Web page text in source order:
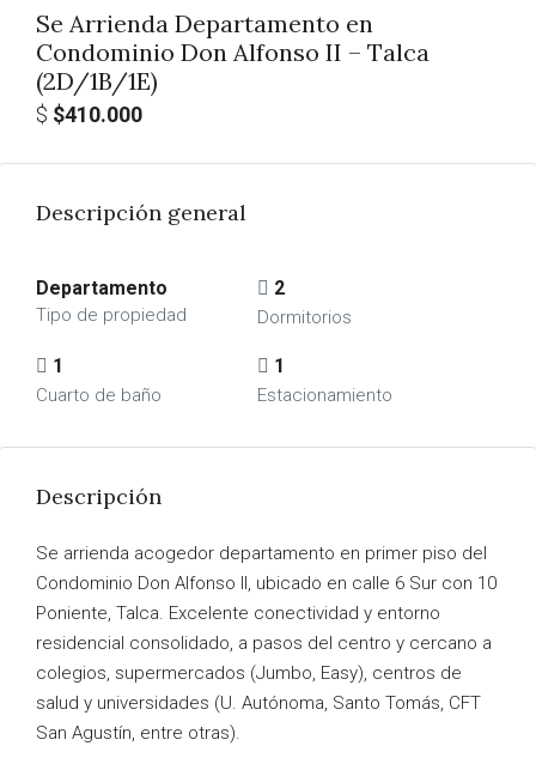
Se Arrienda Departamento en
Condominio Don Alfonso II – Talca
(2D/1B/1E)
$ $410.000
Descripción general
Departamento
Tipo de propiedad
2
Dormitorios
1
Cuarto de baño
1
Estacionamiento
Descripción
Se arrienda acogedor departamento en primer piso del
Condominio Don Alfonso II, ubicado en calle 6 Sur con 10
Poniente, Talca. Excelente conectividad y entorno
residencial consolidado, a pasos del centro y cercano a
colegios, supermercados (Jumbo, Easy), centros de
salud y universidades (U. Autónoma, Santo Tomás, CFT
San Agustín, entre otras).